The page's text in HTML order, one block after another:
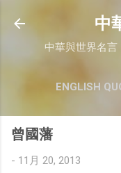
中
中華與世界名
ENGLISH
曾國藩
- 11月 20, 2013